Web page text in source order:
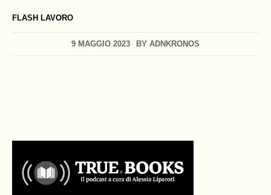
FLASH LAVORO
9 MAGGIO 2023 BY ADNKRONOS